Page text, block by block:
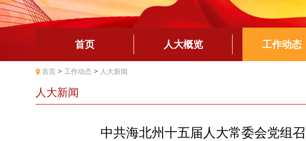
首页 人大概览 工作动态
首页 > 工作动态 > 人大新闻
人大新闻
中共海北州十五届人大常委会党组